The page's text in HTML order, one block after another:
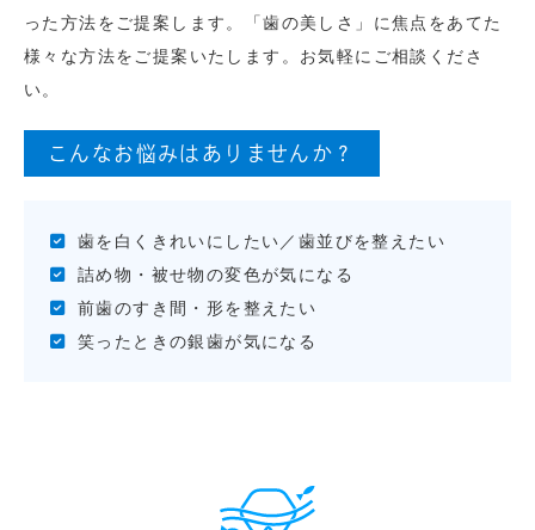
った方法をご提案します。「歯の美しさ」に焦点をあてた
様々な方法をご提案いたします。お気軽にご相談くださ
い。
こんなお悩みはありませんか？
歯を白くきれいにしたい／歯並びを整えたい
詰め物・被せ物の変色が気になる
前歯のすき間・形を整えたい
笑ったときの銀歯が気になる